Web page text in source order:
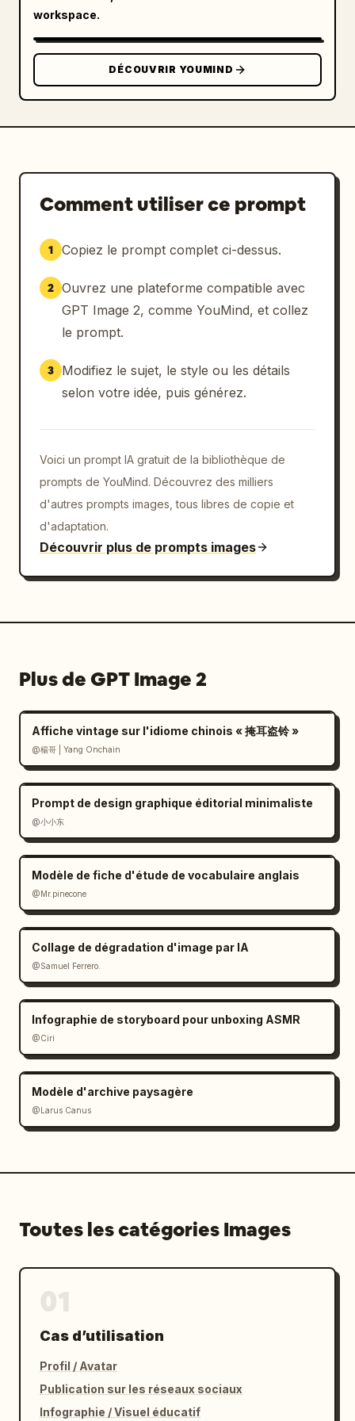
        }
      "section_4": {
        "examples": {
              "subtitle": "1 Pluies
              "images": "2 photos : forêt
tropicale humide et désert",
              "text": "2 blocs de texte
expliquant les climats"
            },
            {
dominants aux latitudes moyennes",
              "images": "1 photo : arbres
              "text": "1 bloc de texte
            },
            {
              "subtitle": "3 Vents d'est
polaires",
              "images": "1 photo : montagnes
              "text": "1 bloc de texte
            }
      }
    "footer": {
      "label": "
Résumé : ",
      "icon": "lightbulb",
      "content": "1 phrase de synthèse sur
    }
  }
workspace.
DÉCOUVRIR YOUMIND
Comment utiliser ce prompt
1 Copiez le prompt complet ci-dessus.
2 Ouvrez une plateforme compatible avec
GPT Image 2, comme YouMind, et collez
le prompt.
3
Modifiez le sujet, le style ou les détails
selon votre idée, puis générez.
Voici un prompt IA gratuit de la bibliothèque de
prompts de YouMind. Découvrez des milliers
d'autres prompts images, tous libres de copie et
d'adaptation.
Découvrir plus de prompts images
Plus de GPT Image 2
Affiche vintage sur l'idiome chinois « 掩耳盗铃 »
@楊哥 | Yang Onchain
Prompt de design graphique éditorial minimaliste
@小小东
Modèle de fiche d'étude de vocabulaire anglais
@Mr.pinecone
Collage de dégradation d'image par IA
@Samuel Ferrero.
Infographie de storyboard pour unboxing ASMR
@Ciri
Modèle d'archive paysagère
@Larus Canus
Toutes les catégories Images
Cas d’utilisation
Profil / Avatar
Publication sur les réseaux sociaux
Infographie / Visuel éducatif